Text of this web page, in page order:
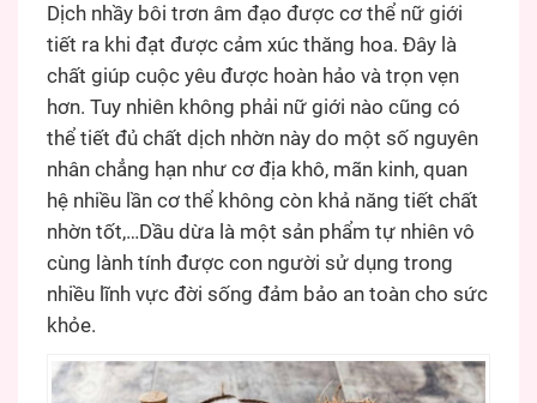
Dịch nhầy bôi trơn âm đạo được cơ thể nữ giới
tiết ra khi đạt được cảm xúc thăng hoa. Đây là
chất giúp cuộc yêu được hoàn hảo và trọn vẹn
hơn. Tuy nhiên không phải nữ giới nào cũng có
thể tiết đủ chất dịch nhờn này do một số nguyên
nhân chẳng hạn như cơ địa khô, mãn kinh, quan
hệ nhiều lần cơ thể không còn khả năng tiết chất
nhờn tốt,…Dầu dừa là một sản phẩm tự nhiên vô
cùng lành tính được con người sử dụng trong
nhiều lĩnh vực đời sống đảm bảo an toàn cho sức
khỏe.